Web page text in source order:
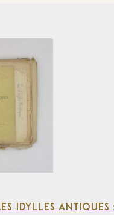
IDYLLES